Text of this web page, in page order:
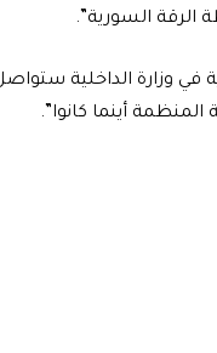
الرقة السورية”.
في وزارة الداخلية
أينما كانوا”.